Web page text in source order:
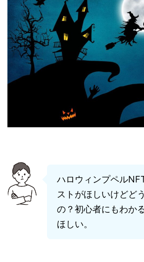
ハロウィンプペル
ストがほしいけどど
の？初心者にもわか
ほしい。